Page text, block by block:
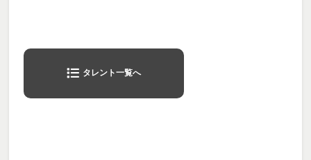
タレント一覧へ